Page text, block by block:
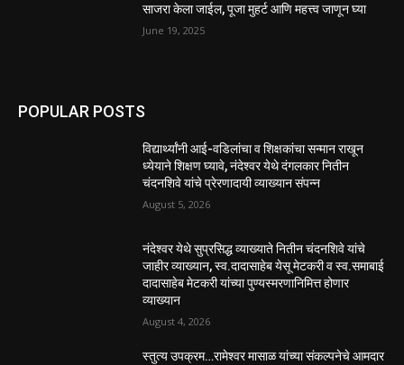
साजरा केला जाईल, पूजा मुहर्ट आणि महत्त्व जाणून घ्या
June 19, 2025
POPULAR POSTS
विद्यार्थ्यांनी आई-वडिलांचा व शिक्षकांचा सन्मान राखून
ध्येयाने शिक्षण घ्यावे, नंदेश्वर येथे दंगलकार नितीन
चंदनशिवे यांचे प्रेरणादायी व्याख्यान संपन्न
August 5, 2026
नंदेश्वर येथे सुप्रसिद्ध व्याख्याते नितीन चंदनशिवे यांचे
जाहीर व्याख्यान, स्व.दादासाहेब येसू मेटकरी व स्व.समाबाई
दादासाहेब मेटकरी यांच्या पुण्यस्मरणानिमित्त होणार
व्याख्यान
August 4, 2026
स्तुत्य उपक्रम…रामेश्वर मासाळ यांच्या संकल्पनेचे आमदार